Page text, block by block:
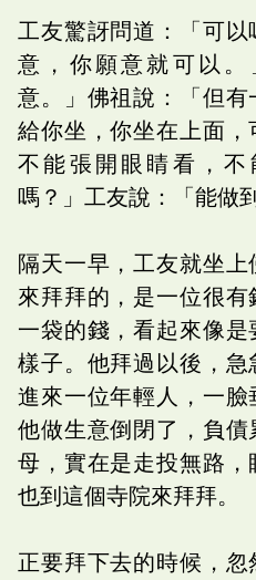
工友驚訝問道：「可
意，你願意就可以
意。」佛祖說：「但
給你坐，你坐在上面，
不能張開眼睛看，不
嗎？」工友說：「能做
隔天一早，工友就坐
來拜拜的，是一位很
一袋的錢，看起來像
樣子。他拜過以後，
進來一位年輕人，一臉
他做生意倒閉了，負
母，實在是走投無路
也到這個寺院來拜拜。
正要拜下去的時候，忽